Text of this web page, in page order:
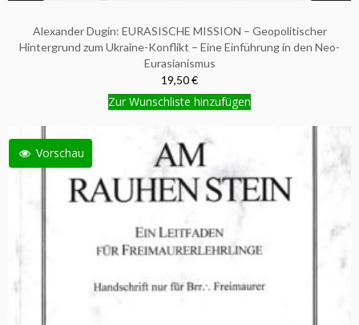
Alexander Dugin: EURASISCHE MISSION – Geopolitischer
Hintergrund zum Ukraine-Konflikt – Eine Einführung in den Neo-
Eurasianismus
19,50 €
Zur Wunschliste hinzufügen
Vorschau